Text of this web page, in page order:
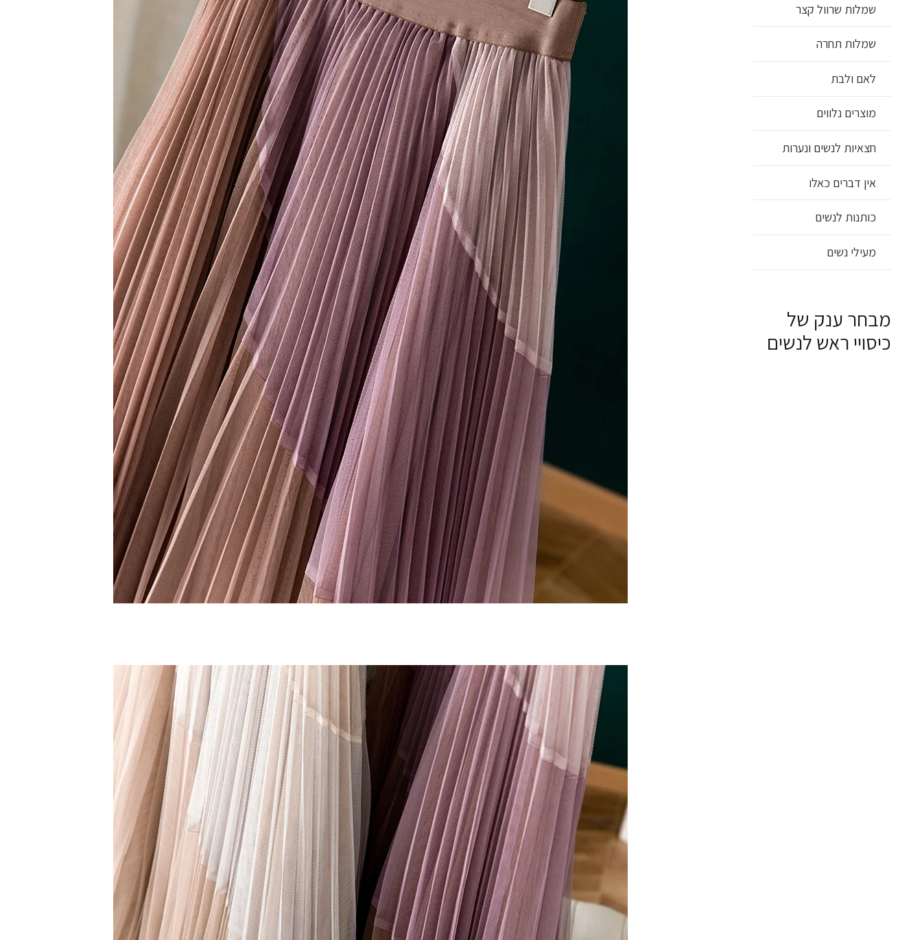
שמלות שרוול קצר
שמלות תחרה
לאם ולבת
מוצרים נלווים
חצאיות לנשים ונערות
אין דברים כאלו
כותנות לנשים
מעילי נשים
מבחר ענק של
כיסויי ראש לנשים